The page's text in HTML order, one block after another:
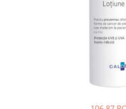
Balsam masca si tratament
Produse cu SPF Pentru Fata